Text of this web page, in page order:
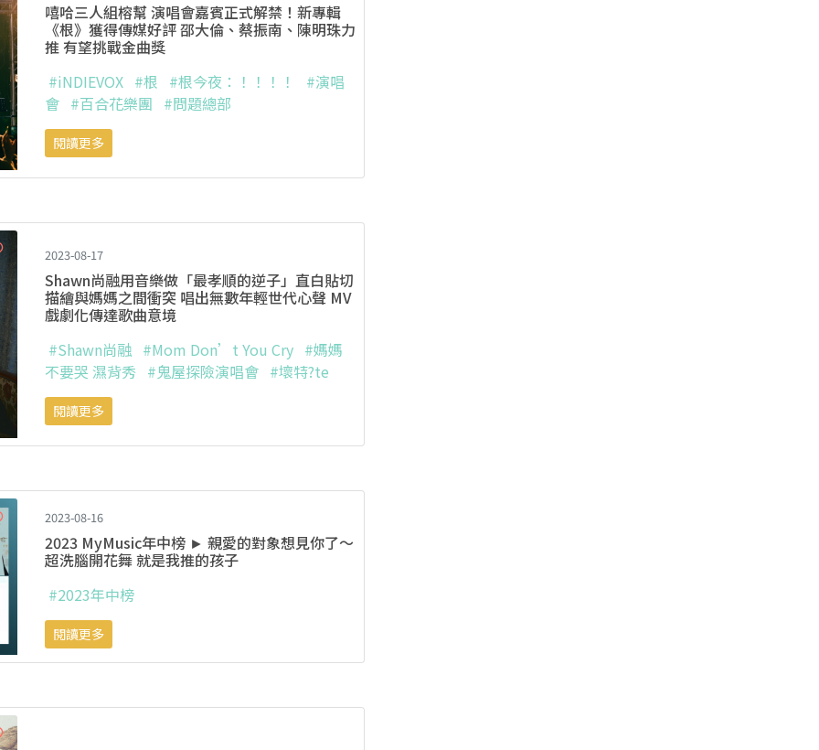
嘻哈三人組榕幫 演唱會嘉賓正式解禁！新專輯
《根》獲得傳媒好評 邵大倫、蔡振南、陳明珠力
推 有望挑戰金曲獎
#iNDIEVOX #根 #根今夜：！！！！
#演唱
會 #百合花樂團 #問題總部
閱讀更多
2023-08-17
Shawn尚融用音樂做「最孝順的逆子」直白貼切
描繪與媽媽之間衝突 唱出無數年輕世代心聲 MV
戲劇化傳達歌曲意境
#Shawn尚融 #Mom Don’t You Cry #媽媽
不要哭 濕背秀 #鬼屋探險演唱會 #壞特?te
閱讀更多
2023-08-16
2023 MyMusic年中榜 ► 親愛的對象想見你了～
超洗腦開花舞 就是我推的孩子
#2023年中榜
閱讀更多